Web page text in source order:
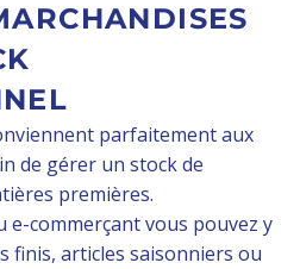
parfaitement aux
de gérer un stock de
premières.
e-commerçant vous pouvez y
finis, articles saisonniers ou